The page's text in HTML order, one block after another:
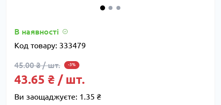
В наявності
Код товару: 333479
45.00 ₴ / шт. -3%
43.65 ₴ / шт.
Ви заощаджуєте: 1.35 ₴